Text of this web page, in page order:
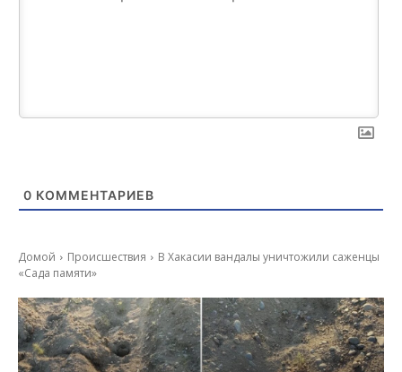
0 КОММЕНТАРИЕВ